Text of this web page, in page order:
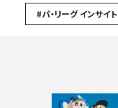
#パ・リーグ インサイト